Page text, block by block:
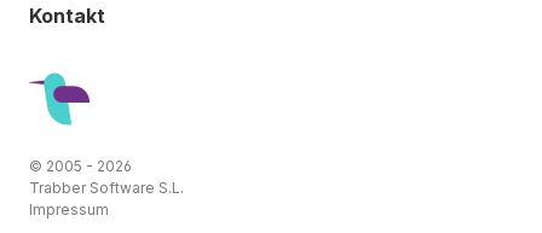
Kontakt
© 2005 - 2026
Trabber Software S.L.
Impressum